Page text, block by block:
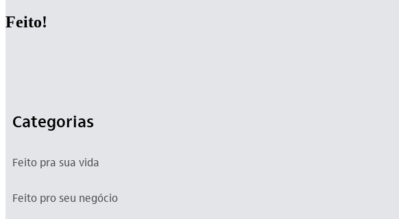
Feito!
Categorias
Feito pra sua vida
Feito pro seu negócio